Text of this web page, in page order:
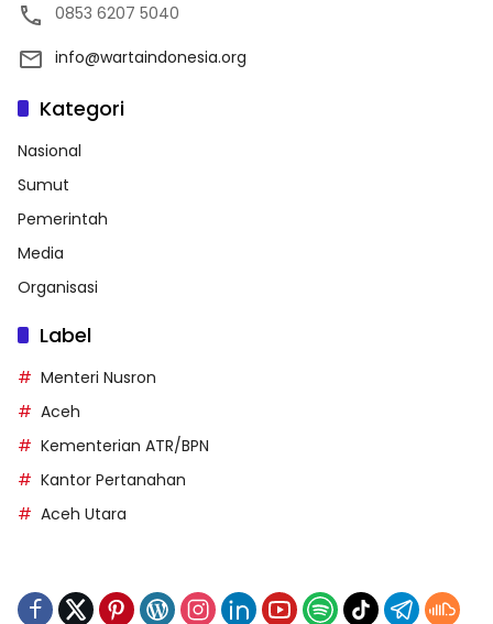
0853 6207 5040
info@wartaindonesia.org
Kategori
Nasional
Sumut
Pemerintah
Media
Organisasi
Label
Menteri Nusron
Aceh
Kementerian ATR/BPN
Kantor Pertanahan
Aceh Utara